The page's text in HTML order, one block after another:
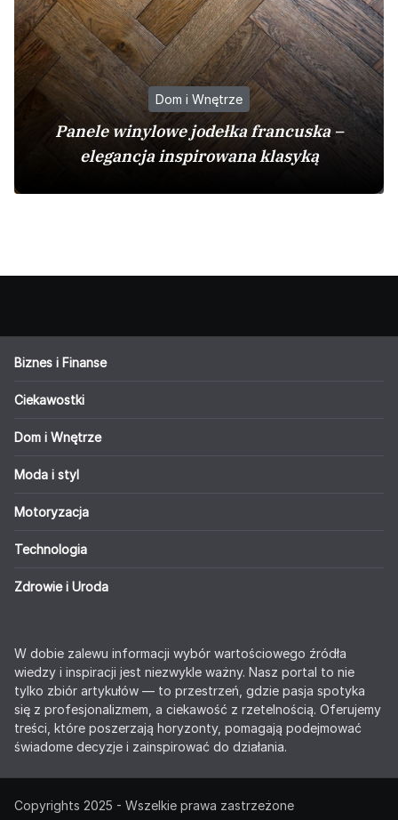
Dom i Wnętrze
Panele winylowe jodełka francuska –
elegancja inspirowana klasyką
Biznes i Finanse
Ciekawostki
Dom i Wnętrze
Moda i styl
Motoryzacja
Technologia
Zdrowie i Uroda
W dobie zalewu informacji wybór wartościowego źródła
wiedzy i inspiracji jest niezwykle ważny. Nasz portal to nie
tylko zbiór artykułów — to przestrzeń, gdzie pasja spotyka
się z profesjonalizmem, a ciekawość z rzetelnością. Oferujemy
treści, które poszerzają horyzonty, pomagają podejmować
świadome decyzje i zainspirować do działania.
Copyrights 2025 - Wszelkie prawa zastrzeżone